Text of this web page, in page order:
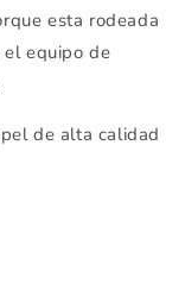
esta rodeada
equipo de
de alta calidad